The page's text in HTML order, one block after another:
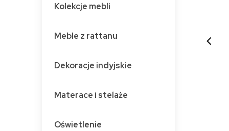
Kolekcje mebli
Meble z rattanu
Dekoracje indyjskie
Materace i stelaże
Oświetlenie